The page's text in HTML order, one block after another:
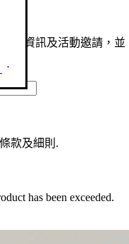
品資訊及活動邀請，並
條款及細則.
has been exceeded.